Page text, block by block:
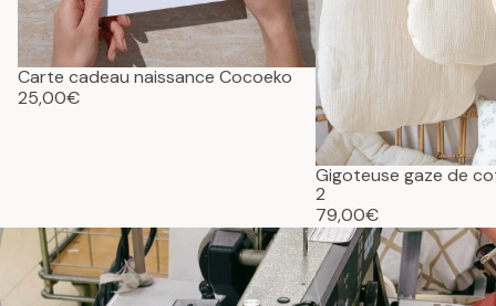
Carte cadeau naissance Cocoeko
25,00€
Gigoteuse gaze de
2
79,00€